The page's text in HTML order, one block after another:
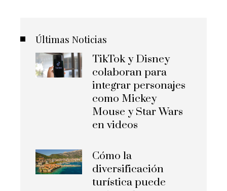
Últimas Noticias
TikTok y Disney
colaboran para
integrar personajes
como Mickey
Mouse y Star Wars
en videos
Cómo la
diversificación
turística puede